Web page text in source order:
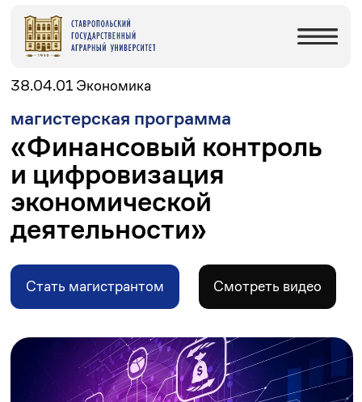
«Финансовый контроль
и цифровизация
экономической
деятельности»
Cмотреть видео
Стать магистрантом